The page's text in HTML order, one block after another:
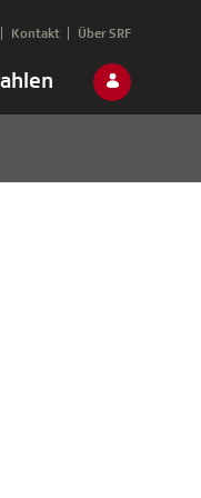
Kontakt Über SRF